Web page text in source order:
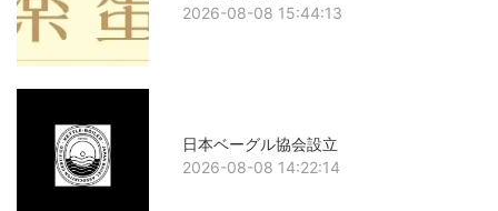
2026-08-08 15:44:13
日本ベーグル協会設立
2026-08-08 14:22:14